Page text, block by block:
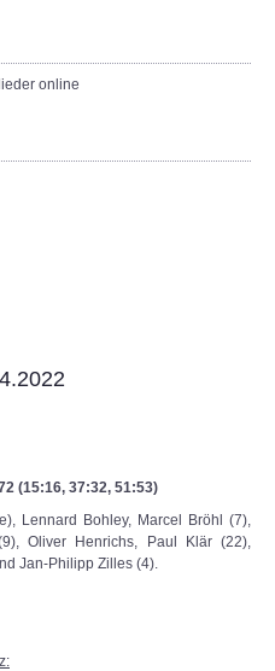
online
(15:16, 37:32, 51:53)
Lennard Bohley, Marcel Bröhl (7),
Oliver Henrichs, Paul Klär (22),
Jan-Philipp Zilles (4).